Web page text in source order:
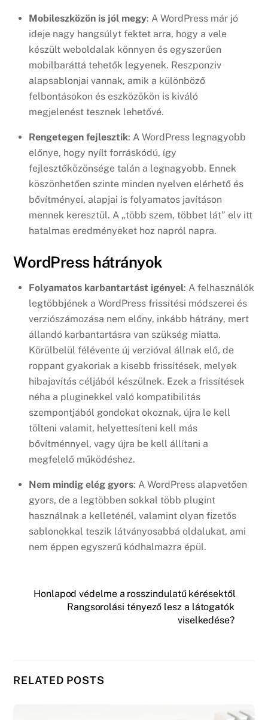
Mobileszközön is jól megy: A WordPress már jó
ideje nagy hangsúlyt fektet arra, hogy a vele
készült weboldalak könnyen és egyszerűen
mobilbaráttá tehetők legyenek. Reszponziv
alapsablonjai vannak, amik a különböző
felbontásokon és eszközökön is kiváló
megjelenést tesznek lehetővé.
Rengetegen fejlesztik: A WordPress legnagyobb
előnye, hogy nyílt forráskódú, így
fejlesztőközönsége talán a legnagyobb. Ennek
köszönhetően szinte minden nyelven elérhető és
bővítményei, alapjai is folyamatos javításon
mennek keresztül. A „több szem, többet lát” elv itt
hatalmas eredményeket hoz napról napra.
WordPress hátrányok
Folyamatos karbantartást igényel: A felhasználók
legtöbbjének a WordPress frissítési módszerei és
verziószámozása nem előny, inkább hátrány, mert
állandó karbantartásra van szükség miatta.
Körülbelül félévente új verzióval állnak elő, de
roppant gyakoriak a kisebb frissítések, melyek
hibajavítás céljából készülnek. Ezek a frissítések
néha a pluginekkel való kompatibilitás
szempontjából gondokat okoznak, újra le kell
tölteni valamit, helyettesíteni kell más
bővítménnyel, vagy újra be kell állítani a
megfelelő működéshez.
Nem mindig elég gyors: A WordPress alapvetően
gyors, de a legtöbben sokkal több plugint
használnak a kelleténél, valamint olyan fizetős
sablonokkal teszik látványosabbá oldalukat, ami
nem éppen egyszerű kódhalmazra épül.
Honlapod védelme a rosszindulatű kérésektől
Rangsorolási tényező lesz a látogatók
viselkedése?
RELATED POSTS